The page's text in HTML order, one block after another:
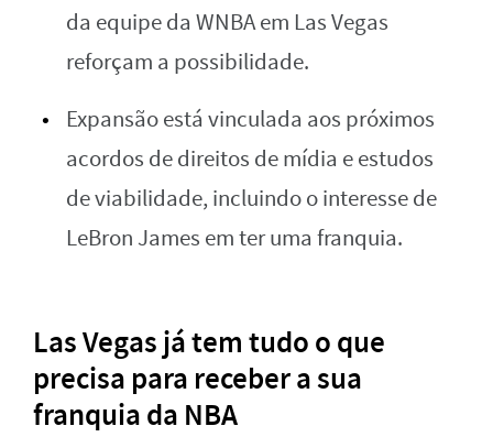
da equipe da WNBA em Las Vegas
reforçam a possibilidade.
Expansão está vinculada aos próximos
acordos de direitos de mídia e estudos
de viabilidade, incluindo o interesse de
LeBron James em ter uma franquia.
Las Vegas já tem tudo o que
precisa para receber a sua
franquia da NBA